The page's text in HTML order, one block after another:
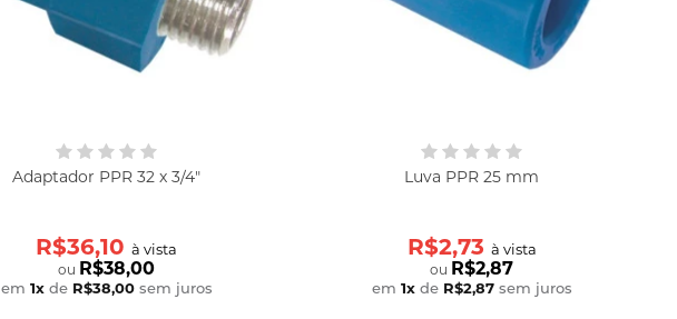
atendimentoar@praticam.com.br
Adaptador PPR 32 x 3/4"
ou R$38,00
em 1xde R$38,00 sem juros
R$36,10 à vista
Luva PPR 25 mm
ou R$2,87
em 1xde R$2,87 sem juros
R$2,73 à vista